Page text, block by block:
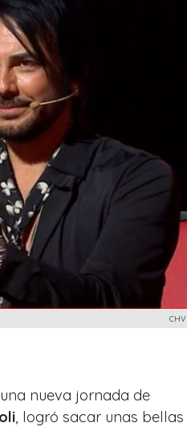
CHV
nueva jornada de
, logró sacar unas bellas